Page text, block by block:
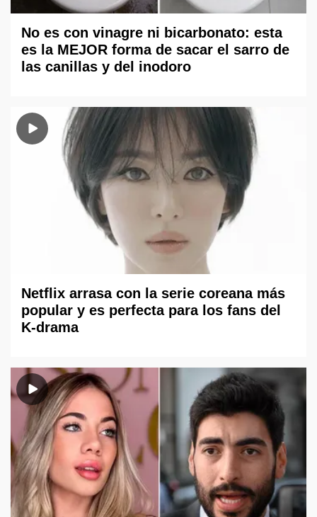
No es con vinagre ni bicarbonato: esta
es la MEJOR forma de sacar el sarro de
las canillas y del inodoro
Netflix arrasa con la serie coreana más
popular y es perfecta para los fans del
K-drama